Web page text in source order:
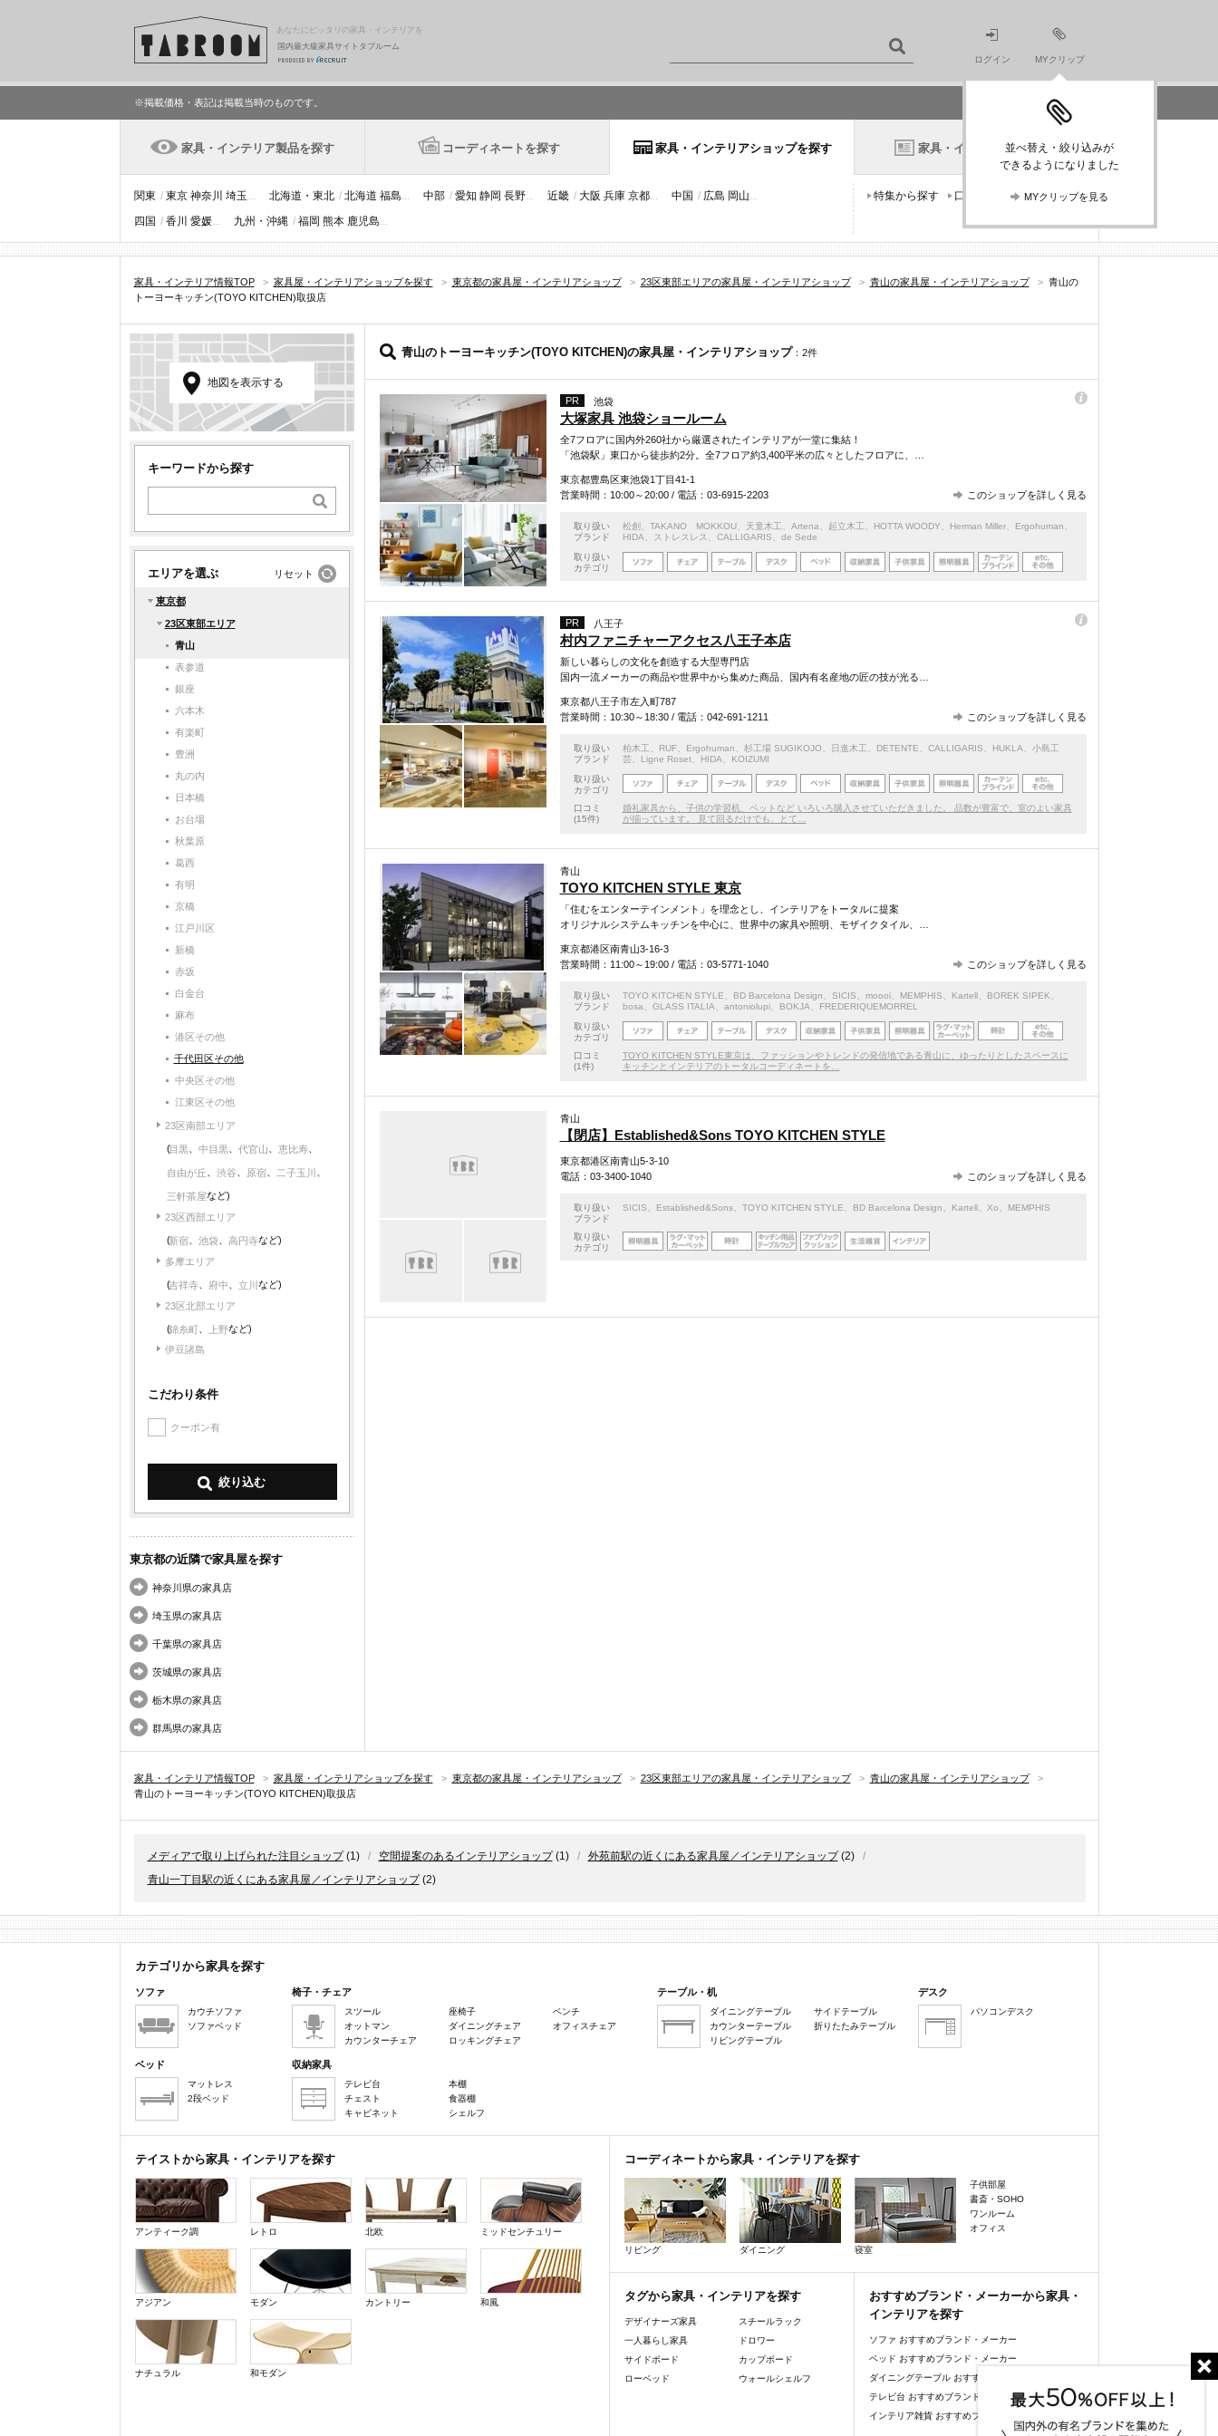
あなたにピッタリの家具・インテリアを
国内最大級家具サイトタブルーム
ログイン MYクリップ
並べ替え・絞り込みが
できるようになりました
MYクリップを見る
※掲載価格・表記は掲載当時のものです。
家具・インテリア製品を探す コーディネートを探す 家具・インテリアショップを探す 家具・インテリアニュース
関東 / 東京 神奈川 埼玉... 北海道・東北 / 北海道 福島... 中部 / 愛知 静岡 長野... 近畿 / 大阪 兵庫 京都... 中国 / 広島 岡山...
四国 / 香川 愛媛... 九州・沖縄 / 福岡 熊本 鹿児島...
特集から探す 口コミから探す
家具・インテリア情報TOP > 家具屋・インテリアショップを探す > 東京都の家具屋・インテリアショップ > 23区東部エリアの家具屋・インテリアショップ > 青山の家具屋・インテリアショップ > 青山の
トーヨーキッチン(TOYO KITCHEN)取扱店
地図を表示する
キーワードから探す
エリアを選ぶ リセット
東京都
23区東部エリア
青山
表参道
銀座
六本木
有楽町
豊洲
丸の内
日本橋
お台場
秋葉原
葛西
有明
京橋
江戸川区
新橋
赤坂
白金台
麻布
港区その他
千代田区その他
中央区その他
江東区その他
23区南部エリア
(目黒 中目黒 代官山 恵比寿、
自由が丘 渋谷 原宿、 二子玉川
三軒茶屋など)
23区西部エリア
(新宿、 池袋 高円寺など)
多摩エリア
(吉祥寺 府中 立川 など)
23区北部エリア
(錦糸町 、 上野など)
伊豆諸島
こだわり条件
クーポン有
東京都の近隣で家具屋を探す
神奈川県の家具店
埼玉県の家具店
千葉県の家具店
茨城県の家具店
栃木県の家具店
群馬県の家具店
青山のトーヨーキッチン(TOYO KITCHEN)の家具屋・インテリアショップ：2件
PR 池袋
大塚家具 池袋ショールーム
全7フロアに国内外260社から厳選されたインテリアが⼀堂に集結！
「池袋駅」東口から徒歩約2分。全7フロア約3,400平米の広々としたフロアに、…
東京都豊島区東池袋1丁目41-1
営業時間：10:00～20:00 / 電話：03-6915-2203
このショップを詳しく見る
取り扱い
ブランド
松創 TAKANO MOKKOU、 天童木工 Artena 起立木工 HOTTA WOODY Herman Miller、 Ergohuman
HIDA
ストレスレス CALLIGARIS
de Sede
取り扱い
カテゴリ
PR 八王子
村内ファニチャーアクセス八王子本店
新しい暮らしの文化を創造する大型専門店
国内一流メーカーの商品や世界中から集めた商品、国内有名産地の匠の技が光る…
東京都八王子市左入町787
営業時間：10:30～18:30 / 電話：042-691-1211
このショップを詳しく見る
取り扱い
ブランド
柏木工 RUF、 Ergohuman 杉工場 SUGIKOJO 日進木工 DETENTE CALLIGARIS HUKLA
小島工
芸、 Ligne Roset、 HIDA
KOIZUMI
取り扱い
カテゴリ
口コミ
(15件)
婚礼家具から、子供の学習机、ベットなど いろいろ購入させていただきました。 品数が豊富で、室のよい家具
が揃っています。 見て回るだけでも、とて…
青山
TOYO KITCHEN STYLE 東京
「住むをエンターテインメント」を理念とし、インテリアをトータルに提案
オリジナルシステムキッチンを中心に、世界中の家具や照明、モザイクタイル、…
東京都港区南青山3-16-3
営業時間：11:00～19:00 / 電話：03-5771-1040
このショップを詳しく見る
取り扱い
ブランド
TOYO KITCHEN STYLE BD Barcelona Design SICIS moooi、 MEMPHIS Kartell、BOREK SIPEK、
bosa、GLASS ITALIA、antoniolupi、BOKJA、FREDERIQUEMORREL
取り扱い
カテゴリ
口コミ
(1件)
TOYO KITCHEN STYLE東京は、ファッションやトレンドの発信地である青山に、ゆったりとしたスペースに
キッチンとインテリアのトータルコーディネートを…
青山
【閉店】Established&Sons TOYO KITCHEN STYLE
東京都港区南青山5-3-10
電話：03-3400-1040
このショップを詳しく見る
取り扱い
ブランド
SICIS Established&Sons、 TOYO KITCHEN STYLE BD Barcelona Design Kartell、 Xo MEMPHIS
取り扱い
カテゴリ
家具・インテリア情報TOP > 家具屋・インテリアショップを探す > 東京都の家具屋・インテリアショップ > 23区東部エリアの家具屋・インテリアショップ > 青山の家具屋・インテリアショップ
>
青山のトーヨーキッチン(TOYO KITCHEN)取扱店
メディアで取り上げられた注目ショップ(1) / 空間提案のあるインテリアショップ(1) / 外苑前駅の近くにある家具屋／インテリアショップ(2)
/
青山一丁目駅の近くにある家具屋／インテリアショップ(2)
カテゴリから家具を探す
ソファ
カウチソファ
ソファベッド
椅子・チェア
スツール
オットマン
カウンターチェア
座椅子
ダイニングチェア
ロッキングチェア
ベンチ
オフィスチェア
テーブル・机
ダイニングテーブル
カウンターテーブル
リビングテーブル
サイドテーブル
折りたたみテーブル
デスク
パソコンデスク
ベッド
マットレス
2段ベッド
収納家具
テレビ台
チェスト
キャビネット
本棚
食器棚
シェルフ
テイストから家具・インテリアを探す
アンティーク調 レトロ 北欧 ミッドセンチュリー
アジアン モダン カントリー 和風
ナチュラル 和モダン
コーディネートから家具・インテリアを探す
リビング ダイニング 寝室
子供部屋
書斎・SOHO
ワンルーム
オフィス
タグから家具・インテリアを探す
デザイナーズ家具
一人暮らし家具
サイドボード
ローベッド
スチールラック
ドロワー
カップボード
ウォールシェルフ
おすすめブランド・メーカーから家具・
インテリアを探す
ソファ おすすめブランド・メーカー
ベッド おすすめブランド・メーカー
ダイニングテーブル おすすめブランド・メーカー
テレビ台 おすすめブランド・メーカー
インテリア雑貨 おすすめブランド・メーカー